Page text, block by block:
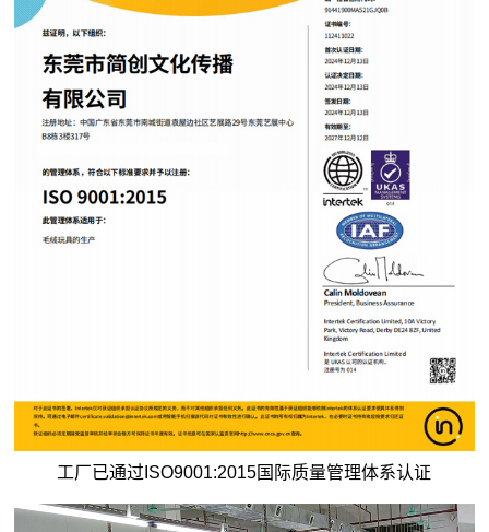
工厂已通过ISO9001:2015国际质量管理体系认证